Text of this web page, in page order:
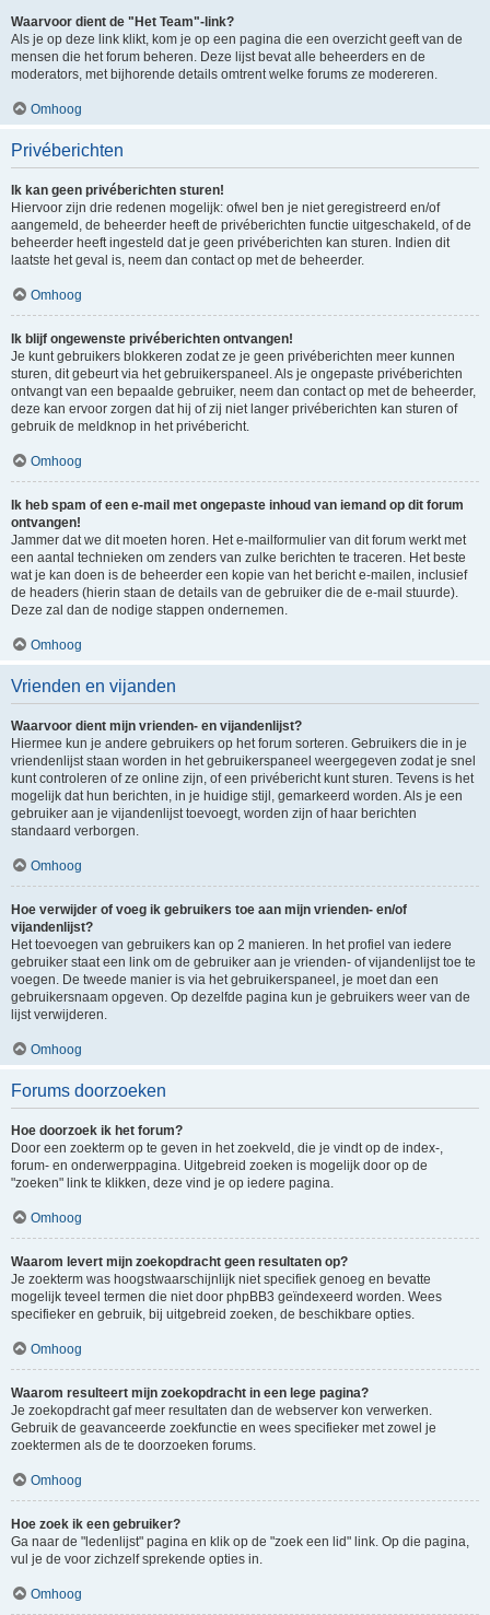
Waarvoor dient de "Het Team"-link?
Als je op deze link klikt, kom je op een pagina die een overzicht geeft van de
mensen die het forum beheren. Deze lijst bevat alle beheerders en de
moderators, met bijhorende details omtrent welke forums ze modereren.
Omhoog
Privéberichten
Ik kan geen privéberichten sturen!
Hiervoor zijn drie redenen mogelijk: ofwel ben je niet geregistreerd en/of
aangemeld, de beheerder heeft de privéberichten functie uitgeschakeld, of de
beheerder heeft ingesteld dat je geen privéberichten kan sturen. Indien dit
laatste het geval is, neem dan contact op met de beheerder.
Omhoog
Ik blijf ongewenste privéberichten ontvangen!
Je kunt gebruikers blokkeren zodat ze je geen privéberichten meer kunnen
sturen, dit gebeurt via het gebruikerspaneel. Als je ongepaste privéberichten
ontvangt van een bepaalde gebruiker, neem dan contact op met de beheerder,
deze kan ervoor zorgen dat hij of zij niet langer privéberichten kan sturen of
gebruik de meldknop in het privébericht.
Omhoog
Ik heb spam of een e-mail met ongepaste inhoud van iemand op dit forum
ontvangen!
Jammer dat we dit moeten horen. Het e-mailformulier van dit forum werkt met
een aantal technieken om zenders van zulke berichten te traceren. Het beste
wat je kan doen is de beheerder een kopie van het bericht e-mailen, inclusief
de headers (hierin staan de details van de gebruiker die de e-mail stuurde).
Deze zal dan de nodige stappen ondernemen.
Omhoog
Vrienden en vijanden
Waarvoor dient mijn vrienden- en vijandenlijst?
Hiermee kun je andere gebruikers op het forum sorteren. Gebruikers die in je
vriendenlijst staan worden in het gebruikerspaneel weergegeven zodat je snel
kunt controleren of ze online zijn, of een privébericht kunt sturen. Tevens is het
mogelijk dat hun berichten, in je huidige stijl, gemarkeerd worden. Als je een
gebruiker aan je vijandenlijst toevoegt, worden zijn of haar berichten
standaard verborgen.
Omhoog
Hoe verwijder of voeg ik gebruikers toe aan mijn vrienden- en/of
vijandenlijst?
Het toevoegen van gebruikers kan op 2 manieren. In het profiel van iedere
gebruiker staat een link om de gebruiker aan je vrienden- of vijandenlijst toe te
voegen. De tweede manier is via het gebruikerspaneel, je moet dan een
gebruikersnaam opgeven. Op dezelfde pagina kun je gebruikers weer van de
lijst verwijderen.
Omhoog
Forums doorzoeken
Hoe doorzoek ik het forum?
Door een zoekterm op te geven in het zoekveld, die je vindt op de index-,
forum- en onderwerppagina. Uitgebreid zoeken is mogelijk door op de
"zoeken" link te klikken, deze vind je op iedere pagina.
Omhoog
Waarom levert mijn zoekopdracht geen resultaten op?
Je zoekterm was hoogstwaarschijnlijk niet specifiek genoeg en bevatte
mogelijk teveel termen die niet door phpBB3 geïndexeerd worden. Wees
specifieker en gebruik, bij uitgebreid zoeken, de beschikbare opties.
Omhoog
Waarom resulteert mijn zoekopdracht in een lege pagina?
Je zoekopdracht gaf meer resultaten dan de webserver kon verwerken.
Gebruik de geavanceerde zoekfunctie en wees specifieker met zowel je
zoektermen als de te doorzoeken forums.
Omhoog
Hoe zoek ik een gebruiker?
Ga naar de "ledenlijst" pagina en klik op de "zoek een lid" link. Op die pagina,
vul je de voor zichzelf sprekende opties in.
Omhoog